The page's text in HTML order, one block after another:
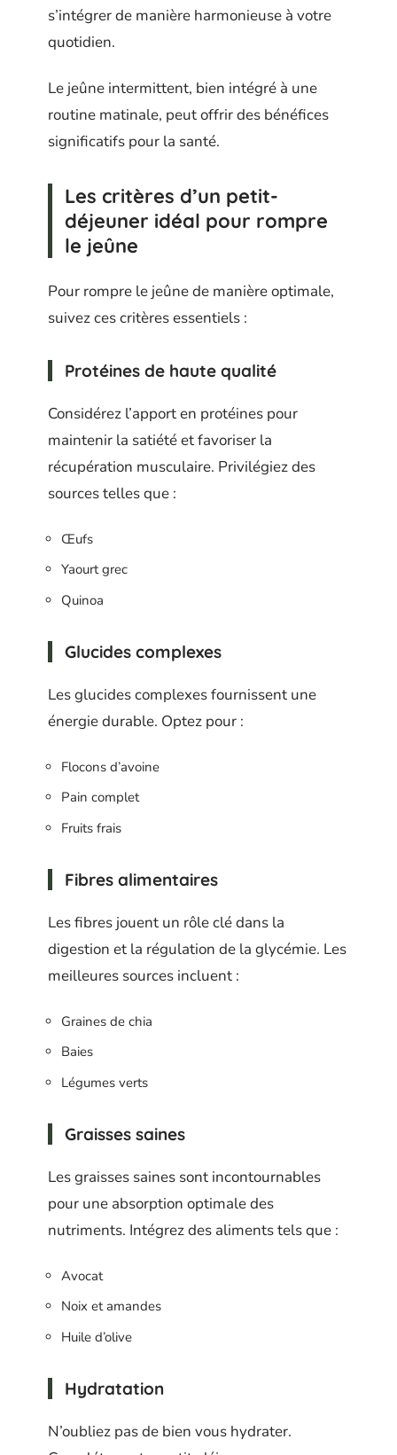
s’intégrer de manière harmonieuse à votre
quotidien.
Le jeûne intermittent, bien intégré à une
routine matinale, peut offrir des bénéfices
significatifs pour la santé.
Les critères d’un petit-
déjeuner idéal pour rompre
le jeûne
Pour rompre le jeûne de manière optimale,
suivez ces critères essentiels :
Protéines de haute qualité
Considérez l’apport en protéines pour
maintenir la satiété et favoriser la
récupération musculaire. Privilégiez des
sources telles que :
Œufs
Yaourt grec
Quinoa
Glucides complexes
Les glucides complexes fournissent une
énergie durable. Optez pour :
Flocons d’avoine
Pain complet
Fruits frais
Fibres alimentaires
Les fibres jouent un rôle clé dans la
digestion et la régulation de la glycémie. Les
meilleures sources incluent :
Graines de chia
Baies
Légumes verts
Graisses saines
Les graisses saines sont incontournables
pour une absorption optimale des
nutriments. Intégrez des aliments tels que :
Avocat
Noix et amandes
Huile d’olive
Hydratation
N’oubliez pas de bien vous hydrater.